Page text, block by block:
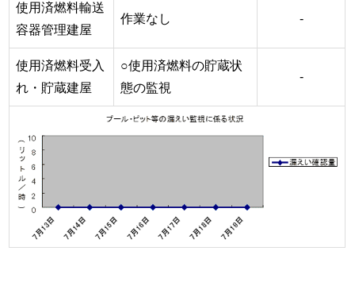
使用済燃料輸送
容器管理建屋
作業なし -
使用済燃料受入
れ・貯蔵建屋
○使用済燃料の貯蔵状
態の監視
-